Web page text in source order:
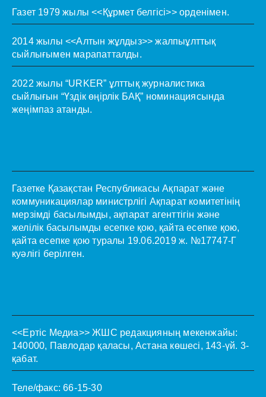
Газет 1979 жылы <<Құрмет белгісі>> орденімен.
2014 жылы <<Алтын жұлдыз>> жалпыұлттық
сыйлығымен марапатталды.
2022 жылы “URKER” ұлттық журналистика
сыйлығын “Үздік өңірлік БАҚ” номинациясында
жеңімпаз атанды.
Газетке Қазақстан Республикасы Ақпарат және
коммуникациялар министрлігі Ақпарат комитетінің
мерзімді басылымды, ақпарат агенттігін және
желілік басылымды есепке қою, қайта есепке қою,
қайта есепке қою туралы 19.06.2019 ж. №17747-Г
куәлігі берілген.
<<Ертіс Медиа>> ЖШС редакцияның мекенжайы:
140000, Павлодар қаласы, Астана көшесі, 143-үй. 3-
қабат.
Теле/факс: 66-15-30